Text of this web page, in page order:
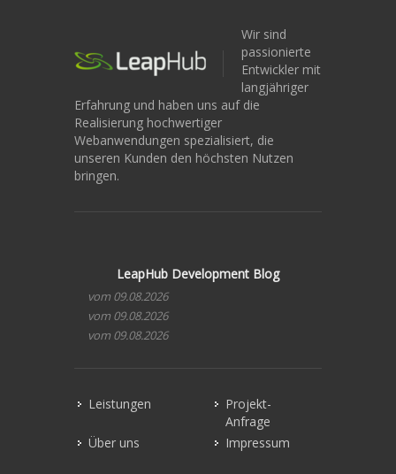
Wir sind
passionierte
Entwickler mit
langjähriger
Erfahrung und haben uns auf die
Realisierung hochwertiger
Webanwendungen spezialisiert, die
unseren Kunden den höchsten Nutzen
bringen.
LeapHub Development Blog
vom 09.08.2026
vom 09.08.2026
vom 09.08.2026
Leistungen
Projekt-
Anfrage
Über uns
Impressum